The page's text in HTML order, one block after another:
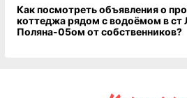
Как посмотреть объявления о
коттеджа рядом с водоёмом в ст Лесная
Поляна-05ом от собственников?